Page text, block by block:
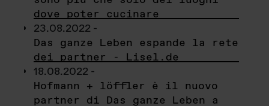
dove poter cucinare
23.08.2022 -
Das ganze Leben espande la rete
dei partner - Lisel.de
18.08.2022 -
Hofmann + löffler è il nuovo
partner di Das ganze Leben a